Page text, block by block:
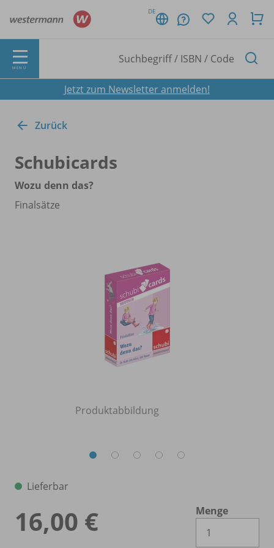
DE
MENÜ
Jetzt zum Newsletter anmelden!
Zurück
Schubicards
Wozu denn das?
Finalsätze
Produktabbildung
Lieferbar
16,00 €
Menge